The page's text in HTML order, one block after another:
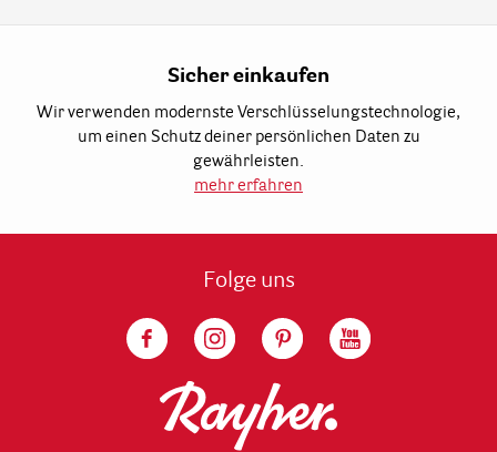
Sicher einkaufen
Wir verwenden modernste Verschlüsselungstechnologie,
um einen Schutz deiner persönlichen Daten zu
gewährleisten.
mehr erfahren
Folge uns